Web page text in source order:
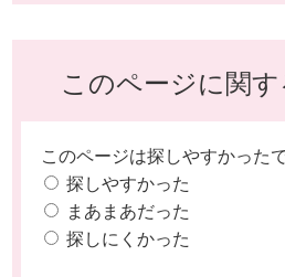
このページに関
このページは探しやすかった
探しやすかった
まあまあだった
探しにくかった